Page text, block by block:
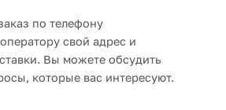
по телефону
свой адрес и
Вы можете обсудить
которые вас интересуют.